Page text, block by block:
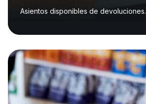
Asientos disponibles de devoluciones.